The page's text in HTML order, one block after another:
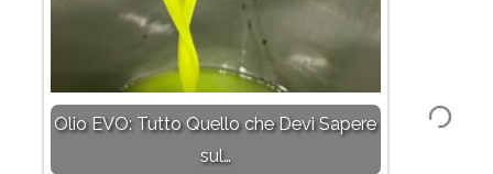
Olio EVO: Tutto Quello che Devi Sapere
sul…